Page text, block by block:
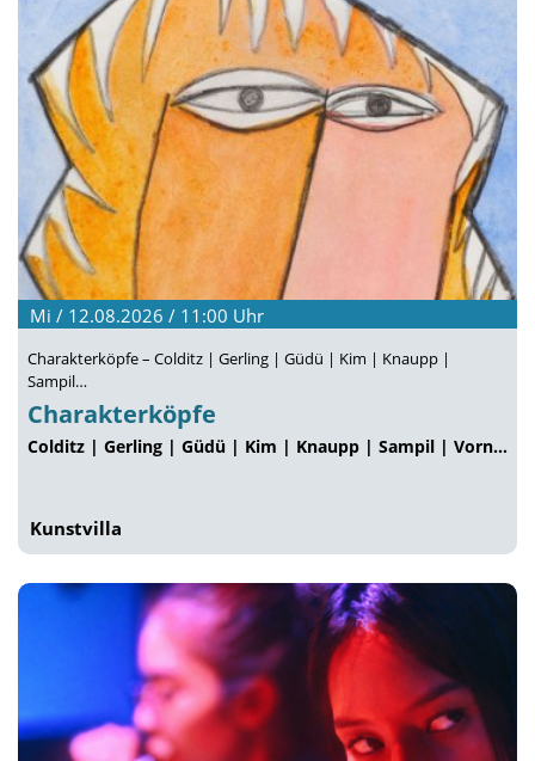
Mi / 12.08.2026 / 11:00 Uhr
Charakterköpfe – Colditz | Gerling | Güdü | Kim | Knaupp |
Sampil…
Charakterköpfe
Colditz | Gerling | Güdü | Kim | Knaupp | Sampil | Vorn…
Kunstvilla